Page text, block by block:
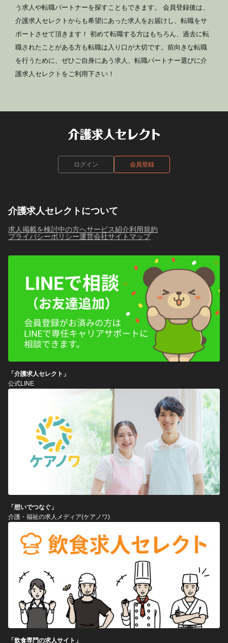
う求人や転職パートナーを探すこともできます。 会員登録後は、
介護求人セレクトからも希望にあった求人をお届けし、転職をサ
ポートさせて頂きます！ 初めて転職する方はもちろん、過去に転
職されたことがある方も転職は入り口が大切です。前向きな転職
を行うために、ぜひご自身にあう求人、転職パートナー選びに介
護求人セレクトをご利用下さい！
ログイン 会員登録
介護求人セレクトについて
求人掲載を検討中の方へサービス紹介利用規約
プライバシーポリシー運営会社サイトマップ
「介護求人セレクト」
公式LINE
「想いでつなぐ」
介護・福祉の求人メディア(ケアノワ)
「飲食専門の求人サイト」